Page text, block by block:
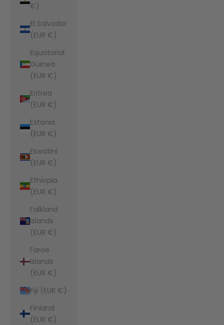
€)
El Salvador
(EUR €)
Equatorial
Guinea
(EUR €)
Eritrea
(EUR €)
Estonia
(EUR €)
Eswatini
(EUR €)
Ethiopia
(EUR €)
Falkland
Islands
(EUR €)
Faroe
Islands
(EUR €)
Fiji (EUR €)
Finland
(EUR €)